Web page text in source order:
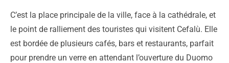
C’est la place principale de la ville, face à la cathédrale, et
le point de ralliement des touristes qui visitent Cefalù. Elle
est bordée de plusieurs cafés, bars et restaurants, parfait
pour prendre un verre en attendant l’ouverture du Duomo